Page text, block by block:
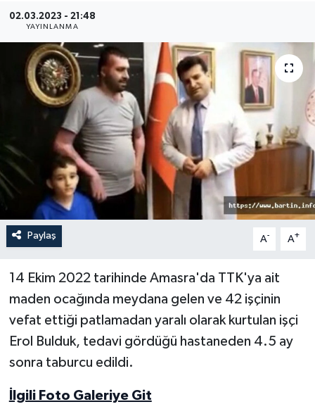
02.03.2023 - 21:48
YAYINLANMA
Paylaş A- A+
14 Ekim 2022 tarihinde Amasra'da TTK'ya ait
maden ocağında meydana gelen ve 42 işçinin
vefat ettiği patlamadan yaralı olarak kurtulan işçi
Erol Bulduk, tedavi gördüğü hastaneden 4.5 ay
sonra taburcu edildi.
İlgili Foto Galeriye Git
Medya
Sağlık
Sinema
Sivil Toplum
Siyaset
Spor
Tarım
Turizm
Yaşam
Yerel Yönetimler